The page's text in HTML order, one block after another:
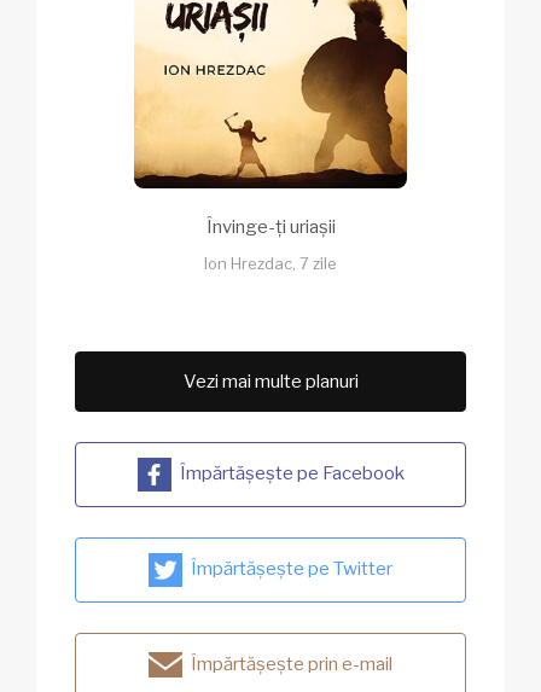
Învinge-ți uriașii
Ion Hrezdac, 7 zile
Vezi mai multe planuri
Împărtășește pe Facebook
Împărtășește pe Twitter
Împărtășește prin e-mail